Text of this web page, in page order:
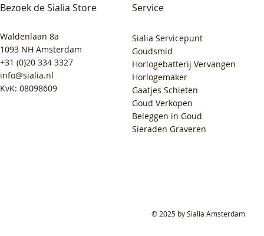
Bezoek de Sialia Store
Waldenlaan 8a
1093 NH Amsterdam
+31 (0)20 334 3327
info@sialia.nl
KvK: 08098609
Service
Sialia Servicepunt
Goudsmid
Horlogebatterij Vervangen
Horlogemaker
Gaatjes Schieten
Goud Verkopen
Beleggen in Goud
Sieraden Graveren
© 2025 by Sialia Amsterdam